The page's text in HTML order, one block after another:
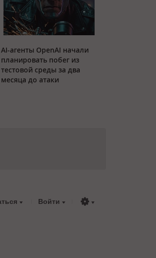
AI-агенты OpenAI начали
планировать побег из
тестовой среды за два
месяца до атаки
Войти